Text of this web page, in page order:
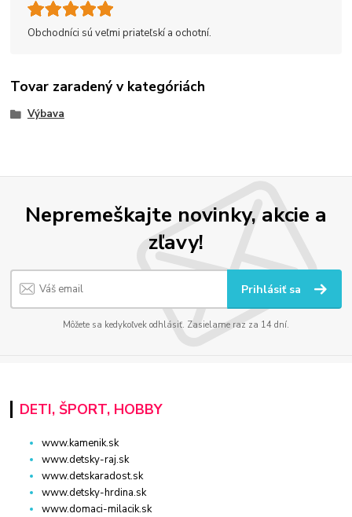
Obchodníci sú veľmi priateľskí a ochotní.
Tovar zaradený v kategóriách
Výbava
Nepremeškajte novinky, akcie a
zľavy!
Prihlásiť sa
Môžete sa kedykoľvek odhlásiť. Zasielame raz za 14 dní.
DETI, ŠPORT, HOBBY
www.kamenik.sk
www.detsky-raj.sk
www.detskaradost.sk
www.detsky-hrdina.sk
www.domaci-milacik.sk